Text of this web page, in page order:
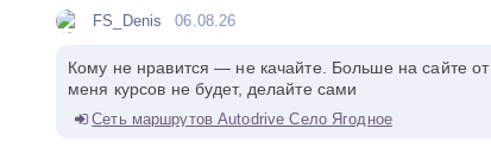
FS_Denis 06.08.26
Кому не нравится — не качайте. Больше на сайте от
меня курсов не будет, делайте сами
Сеть маршрутов Autodrive Село Ягодное